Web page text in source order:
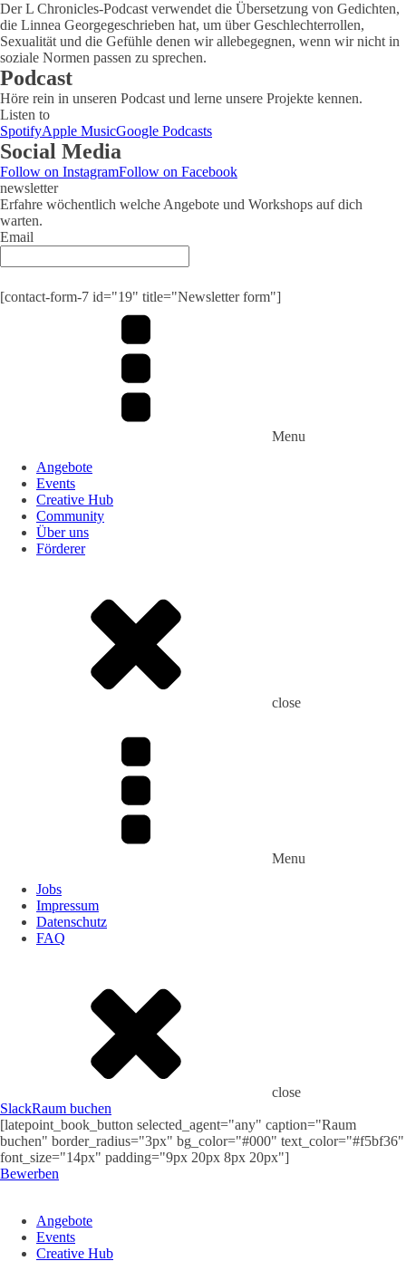
Der L Chronicles-Podcast verwendet die Übersetzung von Gedichten,
die Linnea Georgegeschrieben hat, um über Geschlechterrollen,
Sexualität und die Gefühle denen wir allebegegnen, wenn wir nicht in
soziale Normen passen zu sprechen.
Podcast
Höre rein in unseren Podcast und lerne unsere Projekte kennen.
Listen to
SpotifyApple MusicGoogle Podcasts
Social Media
Follow on InstagramFollow on Facebook
newsletter
Erfahre wöchentlich welche Angebote und Workshops auf dich
warten.
Email
[contact-form-7 id="19" title="Newsletter form"]
Menu
Angebote
Events
Creative Hub
Community
Über uns
Förderer
close
Menu
Jobs
Impressum
Datenschutz
FAQ
close
SlackRaum buchen
[latepoint_book_button selected_agent="any" caption="Raum
buchen" border_radius="3px" bg_color="#000" text_color="#f5bf36"
font_size="14px" padding="9px 20px 8px 20px"]
Bewerben
Angebote
Events
Creative Hub